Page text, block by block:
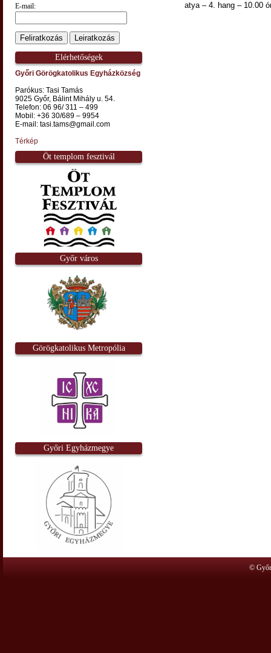
E-mail:
Elérhetőségek
Győri Görögkatolikus Egyházközség
Parókus: Tasi Tamás
9025 Győr, Bálint Mihály u. 54.
Telefon: 06 96/ 311 – 499
Mobil: +36 30/689 – 9954
E-mail: tasi.tams@gmail.com
Térkép
Öt templom fesztivál
Győr város
Görögkatolikus Metropólia
Győri Egyházmegye
atya – 4. hang – 10.00
©